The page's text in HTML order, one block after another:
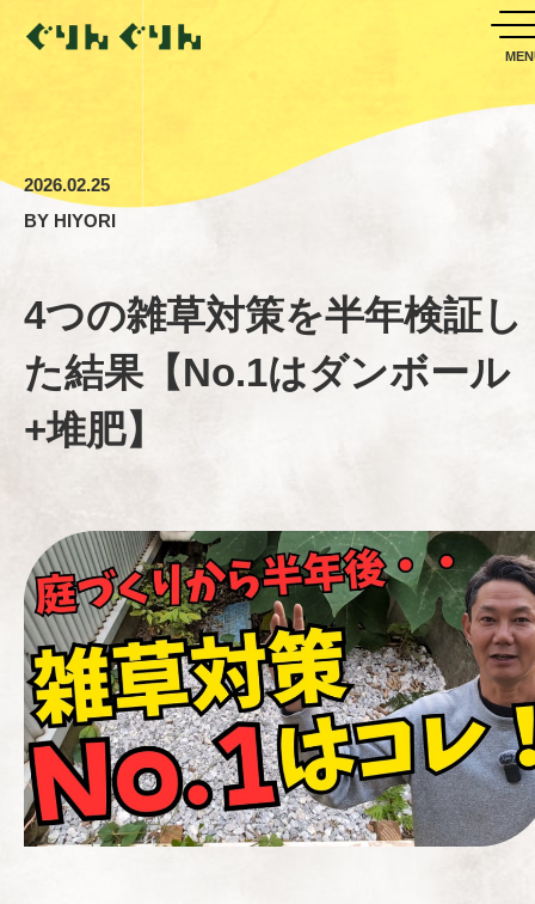
2026.02.25
BY HIYORI
4つの雑草対策を半年検証し
た結果【No.1はダンボール
+堆肥】